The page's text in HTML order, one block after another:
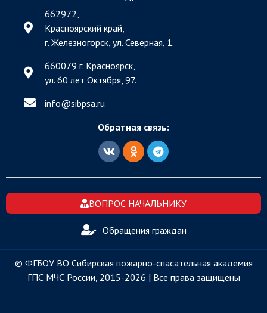
662972,
Красноярский край,
г. Железногорск, ул. Северная, 1.
660079 г. Красноярск,
ул. 60 лет Октября, 97.
info@sibpsa.ru
Обратная связь:
ВОПРОС НАЧАЛЬНИКУ
Обращения граждан
© ФГБОУ ВО Сибирская пожарно-спасательная академия
ГПС МЧС России, 2015-2026 | Все права защищены